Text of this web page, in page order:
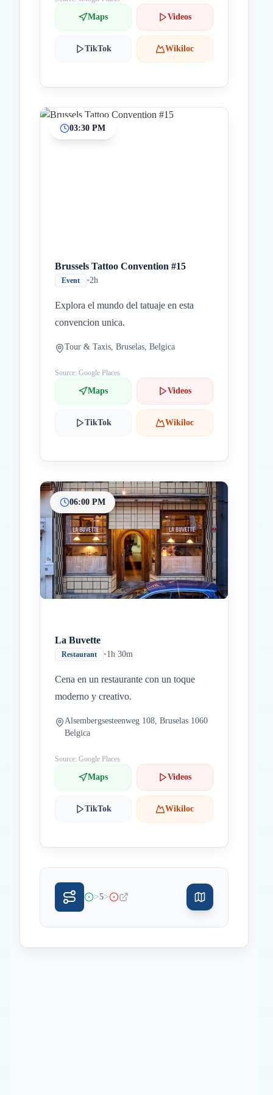
Maps Videos
TikTok Wikiloc
03:30 PM
Brussels Tattoo Convention #15
Event •2h
Explora el mundo del tatuaje en esta
convencion unica.
Tour & Taxis, Bruselas, Belgica
Source: Google Places
Maps Videos
TikTok Wikiloc
06:00 PM
La Buvette
Restaurant •1h 30m
Cena en un restaurante con un toque
moderno y creativo.
Alsembergsesteenweg 108, Bruselas 1060
Belgica
Source: Google Places
Maps Videos
TikTok Wikiloc
>5>